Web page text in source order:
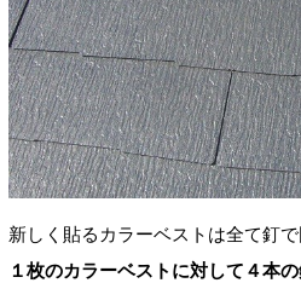
新しく貼るカラーベストは全て釘で
１枚のカラーベストに対して４本の